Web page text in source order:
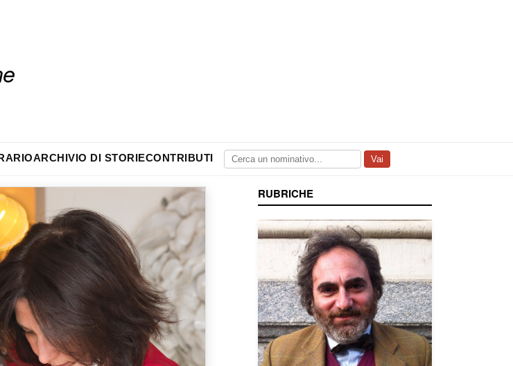
ARCHIVIO DI STORIECONTRIBUTI Vai
RUBRICHE